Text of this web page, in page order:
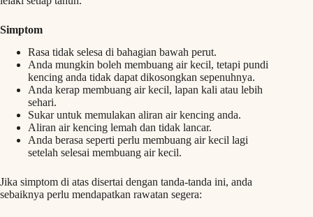
Simptom
Rasa tidak selesa di bahagian bawah perut.
Anda mungkin boleh membuang air kecil, tetapi pundi
kencing anda tidak dapat dikosongkan sepenuhnya.
Anda kerap membuang air kecil, lapan kali atau lebih
sehari.
Sukar untuk memulakan aliran air kencing anda.
Aliran air kencing lemah dan tidak lancar.
Anda berasa seperti perlu membuang air kecil lagi
setelah selesai membuang air kecil.
Jika simptom di atas disertai dengan tanda-tanda ini, anda
sebaiknya perlu mendapatkan rawatan segera: